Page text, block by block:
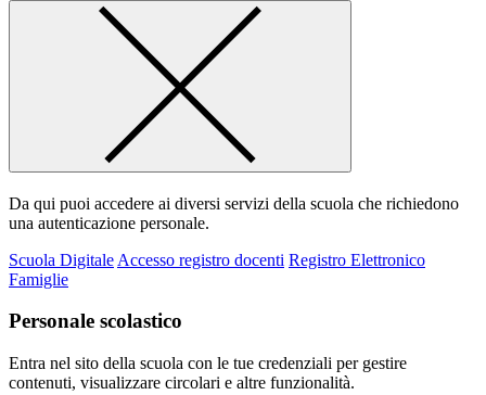
Da qui puoi accedere ai diversi servizi della scuola che richiedono
una autenticazione personale.
Scuola Digitale Accesso registro docenti Registro Elettronico
Famiglie
Personale scolastico
Entra nel sito della scuola con le tue credenziali per gestire
contenuti, visualizzare circolari e altre funzionalità.